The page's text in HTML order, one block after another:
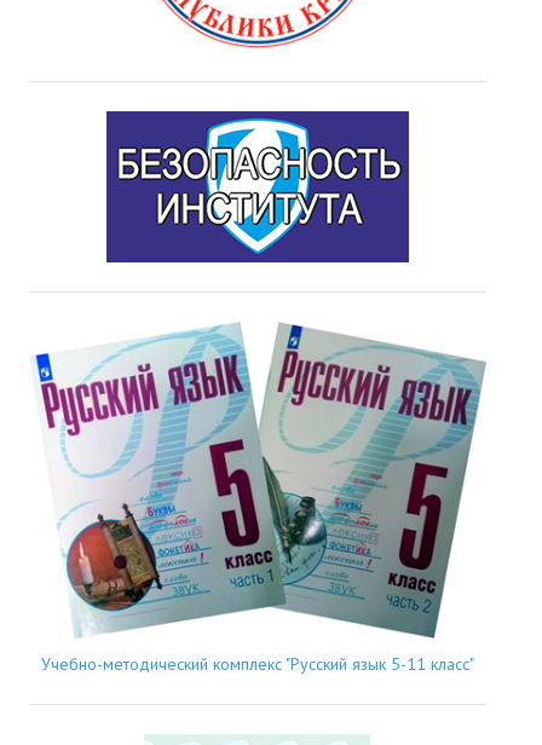
Учебно-методический комплекс "Русский язык 5-11 класс"